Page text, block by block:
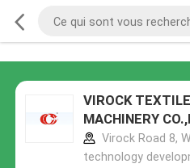
VIROCK
MACHINERY
Virock Road 8,
technology